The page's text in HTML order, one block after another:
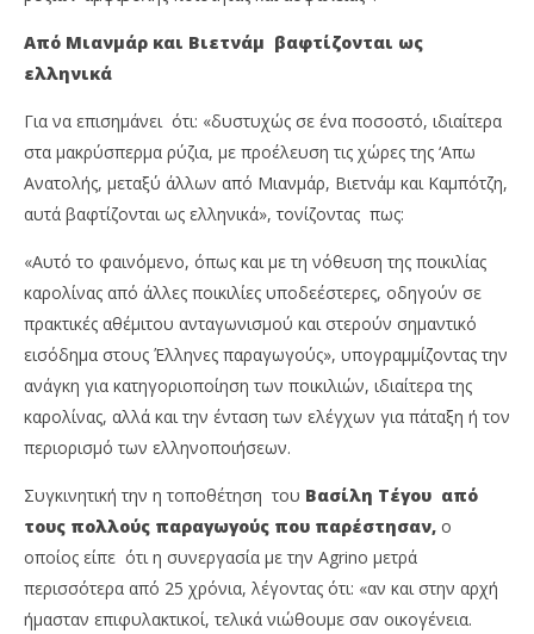
Από Μιανμάρ και Βιετνάμ βαφτίζονται ως
ελληνικά
Για να επισημάνει ότι: «δυστυχώς σε ένα ποσοστό, ιδιαίτερα
στα μακρύσπερμα ρύζια, με προέλευση τις χώρες της ‘Απω
Ανατολής, μεταξύ άλλων από Μιανμάρ, Βιετνάμ και Καμπότζη,
αυτά βαφτίζονται ως ελληνικά», τονίζοντας πως:
«Αυτό το φαινόμενο, όπως και με τη νόθευση της ποικιλίας
καρολίνας από άλλες ποικιλίες υποδεέστερες, οδηγούν σε
πρακτικές αθέμιτου ανταγωνισμού και στερούν σημαντικό
εισόδημα στους Έλληνες παραγωγούς», υπογραμμίζοντας την
ανάγκη για κατηγοριοποίηση των ποικιλιών, ιδιαίτερα της
καρολίνας, αλλά και την ένταση των ελέγχων για πάταξη ή τον
περιορισμό των ελληνοποιήσεων.
Συγκινητική την η τοποθέτηση του Βασίλη Τέγου από
τους πολλούς παραγωγούς που παρέστησαν, ο
οποίος είπε ότι η συνεργασία με την Agrino μετρά
περισσότερα από 25 χρόνια, λέγοντας ότι: «αν και στην αρχή
ήμασταν επιφυλακτικοί, τελικά νιώθουμε σαν οικογένεια.